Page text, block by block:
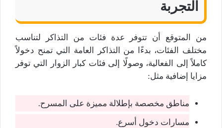
التجربة
من المتوقع أن تتوفر عدة فئات من التذاكر لتناسب
مختلف الفئات، بدءًا من التذاكر العامة التي تمنح دخولاً
كاملاً إلى الفعالية، وصولًا إلى فئات كبار الزوار التي توفر
مزايا إضافية مثل:
مناطق مخصصة بإطلالة مميزة على المسرح.
مسارات دخول أسرع.